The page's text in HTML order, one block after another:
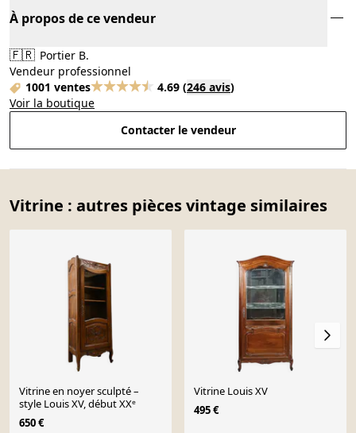
À propos de ce vendeur
🇫🇷 Portier B.
Vendeur professionnel
1001 ventes
4.69 (246 avis)
Voir la boutique
Contacter le vendeur
Vitrine : autres pièces vintage similaires
Vitrine en noyer sculpté –
style Louis XV, début XXᵉ
650 €
Vitrine Louis XV
495 €